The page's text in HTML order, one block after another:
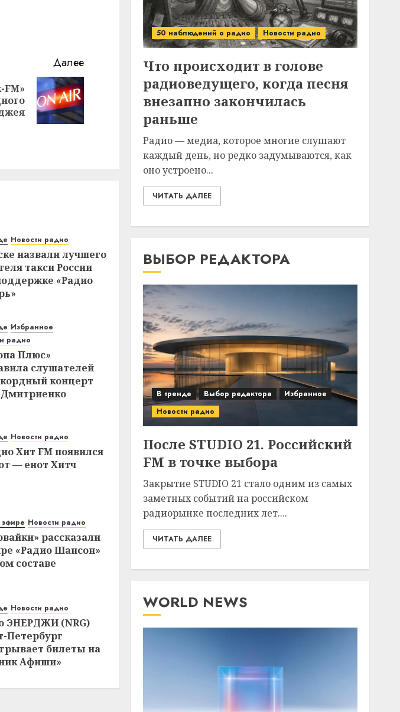
Далее
Новости радио
назвали лучшего
такси России
«Радио
Избранное
радио
Плюс»
слушателей
концерт
Новости радио
Хит FM появился
— енот Хитч
эфире Новости радио
рассказали
«Радио Шансон»
составе
Новости радио
ЭНЕРДЖИ (NRG)
Петербург
билеты на
Афиши»
50 наблюдений о радио Новости радио
Что происходит в голове
радиоведущего, когда песня
внезапно закончилась
раньше
Радио — медиа, которое многие слушают
каждый день, но редко задумываются, как
оно устроено...
ЧИТАТЬ ДАЛЕЕ
ВЫБОР РЕДАКТОРА
В тренде Выбор редактора
Избранное
Новости радио
После STUDIO 21. Российский
FM в точке выбора
Закрытие STUDIO 21 стало одним из самых
заметных событий на российском
радиорынке последних лет....
ЧИТАТЬ ДАЛЕЕ
WORLD NEWS